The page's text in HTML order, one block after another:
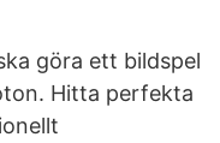
göra ett bildspel
Hitta perfekta